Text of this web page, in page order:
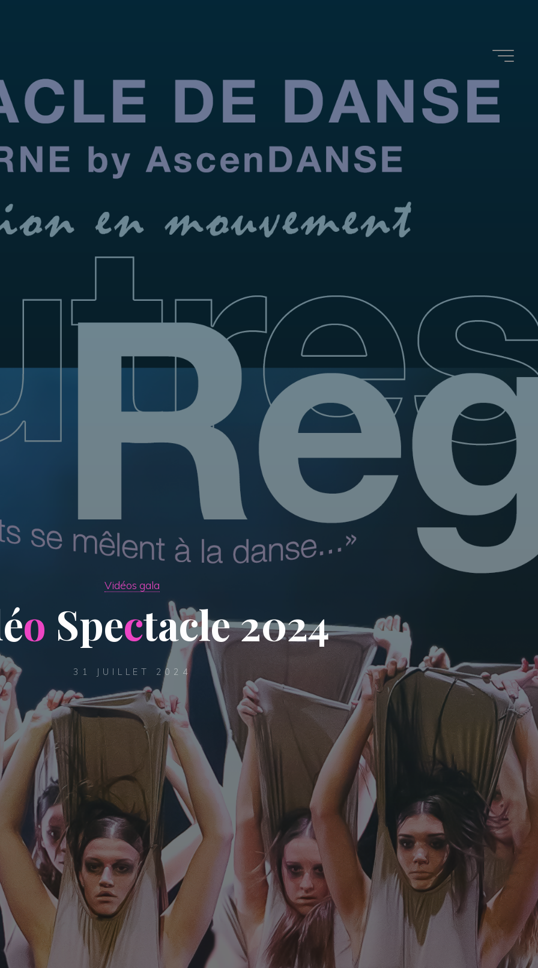
Vidéos gala
éo Spectacle2024
31 JUILLET 2024